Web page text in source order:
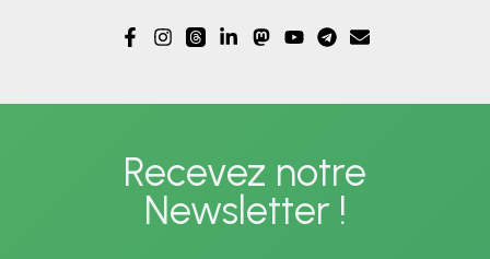
Recevez notre
Newsletter !